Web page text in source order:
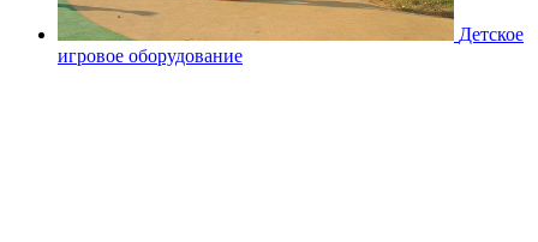
Детское
игровое оборудование